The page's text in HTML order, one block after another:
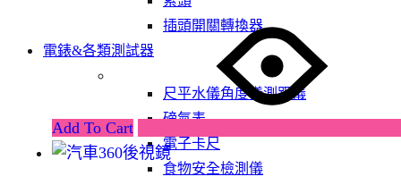
插頭開關轉換器
電錶&各類測試器
尺平水儀角度儀測距儀
磅氣表
電子卡尺
食物安全檢測儀
Add To Cart